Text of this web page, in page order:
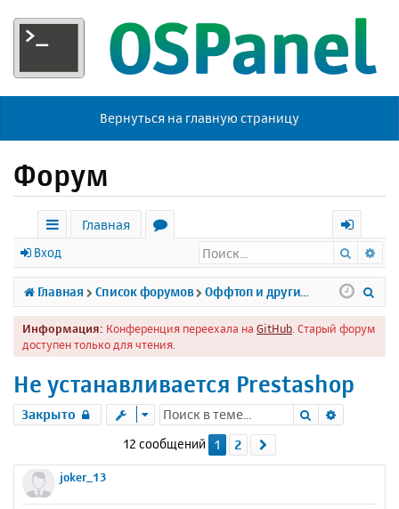
Вернуться на главную страницу
Форум
с
ы
л
к
Главная
р
у
м
х
о
д
Вход Поиск
Главная Список форумов
Информация: Конференция переехала на GitHub . Старый форум
доступен только для чтения.
Не устанавливается Prestashop
Закрыто Поиск
12 сообщений 1 2
joker_13